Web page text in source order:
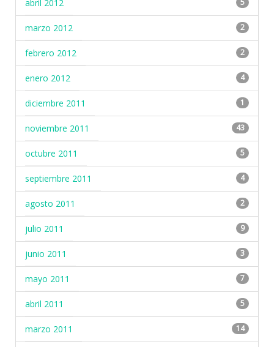
abril 2012 5
marzo 2012 2
febrero 2012 2
enero 2012 4
diciembre 2011 1
noviembre 2011 43
octubre 2011 5
septiembre 2011 4
agosto 2011 2
julio 2011 9
junio 2011 3
mayo 2011 7
abril 2011 5
marzo 2011 14